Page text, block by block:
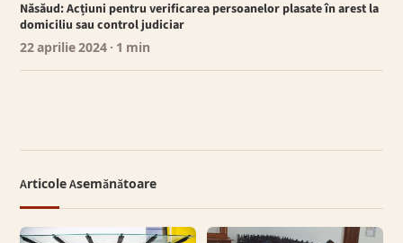
Năsăud: Acțiuni pentru verificarea persoanelor plasate în arest la
domiciliu sau control judiciar
22 aprilie 2024 · 1 min
Articole Asemănătoare